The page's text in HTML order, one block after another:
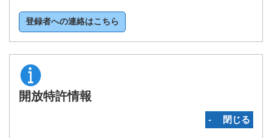
登録者への連絡はこちら
開放特許情報
‐ 閉じる